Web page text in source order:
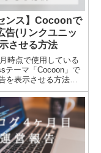
ンス】Cocoonで
告(リンクユニッ
させる方法
時点で使用している
テーマ「Cocoon」で
を表示させる方法が
わかりました。完全
としていただけなん
示させられるように
ということで紹介し
ます。